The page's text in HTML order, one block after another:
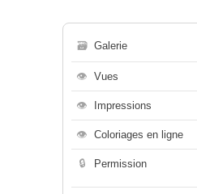
🗃 Galerie
👁 Vues
👁 Impressions
👁 Coloriages en ligne
🔒 Permission